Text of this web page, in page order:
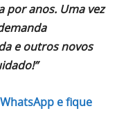
por anos. Uma vez
e outros novos
e fique